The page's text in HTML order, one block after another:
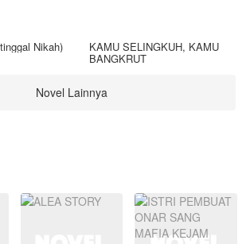
Nikah) KAMU SELINGKUH, KAMU
BANGKRUT
Novel Lainnya